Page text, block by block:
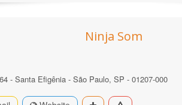
Ninja Som
- Santa Efigênia - São Paulo, SP - 01207-000